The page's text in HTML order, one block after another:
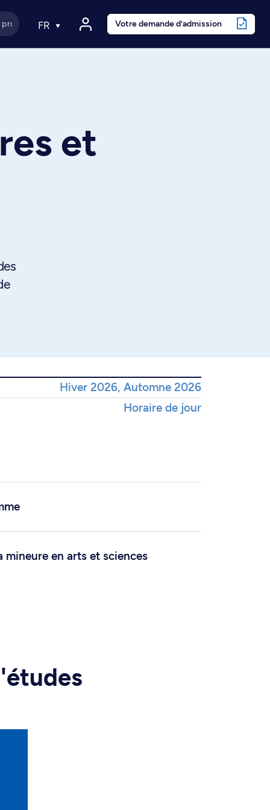
FR Votre demande d’admission
et
Hiver 2026, Automne 2026
Horaire de jour
mineure en arts et sciences